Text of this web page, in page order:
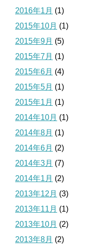
2016年1月 (1)
2015年10月 (1)
2015年9月 (5)
2015年7月 (1)
2015年6月 (4)
2015年5月 (1)
2015年1月 (1)
2014年10月 (1)
2014年8月 (1)
2014年6月 (2)
2014年3月 (7)
2014年1月 (2)
2013年12月 (3)
2013年11月 (1)
2013年10月 (2)
2013年8月 (2)